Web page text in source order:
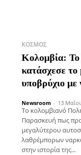
ΚΌΣΜΟΣ
Κολομβία: Το
κατάσχεσε το
υποβρύχιο με
Newsroom - 13
Το κολομβιανό
Παρασκευή πως
μεγαλύτερου
λαθρέμπορων
στην ιστορία της...